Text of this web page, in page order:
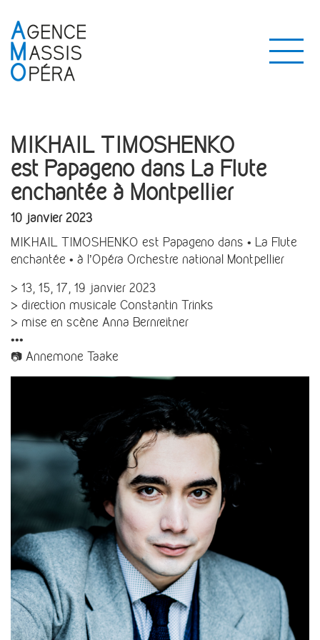
MIKHAIL TIMOSHENKO
est Papageno dans La Flute
enchantée à Montpellier
10 janvier 2023
MIKHAIL TIMOSHENKO est Papageno dans • La Flute
enchantée • à l’Opéra Orchestre national Montpellier
> 13, 15, 17, 19 janvier 2023
> direction musicale Constantin Trinks
> mise en scène Anna Bernreitner
•••
📷 Annemone Taake